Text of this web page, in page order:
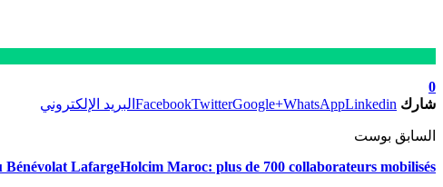
0
شارك
FacebookTwitterGoogle+WhatsAppLinkedin البريد الإلكتروني
السابق بوست
Bénévolat LafargeHolcim Maroc: plus de 700 collaborateurs mobilisés